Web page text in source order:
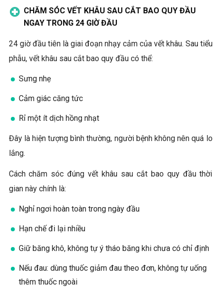
CHĂM SÓC VẾT KHÂU SAU CẮT BAO QUY ĐẦU
NGAY TRONG 24 GIỜ ĐẦU
24 giờ đầu tiên là giai đoạn nhạy cảm của vết khâu. Sau tiểu
phẫu, vết khâu sau cắt bao quy đầu có thể:
Sưng nhẹ
Cảm giác căng tức
Rỉ một ít dịch hồng nhạt
Đây là hiện tượng bình thường, người bệnh không nên quá lo
lắng.
Cách chăm sóc đúng vết khâu sau cắt bao quy đầu thời
gian này chính là:
Nghỉ ngơi hoàn toàn trong ngày đầu
Hạn chế đi lại nhiều
Giữ băng khô, không tự ý tháo băng khi chưa có chỉ định
Nếu đau: dùng thuốc giảm đau theo đơn, không tự uống
thêm thuốc ngoài